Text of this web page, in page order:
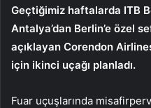
Geçtiğimiz haftalarda ITB
Antalya’dan Berlin’e özel
açıklayan Corendon
için ikinci uçağı planladı.
Fuar uçuşlarında